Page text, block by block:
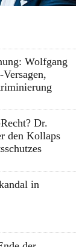
Wolfgang
Dr.
den Kollaps
in